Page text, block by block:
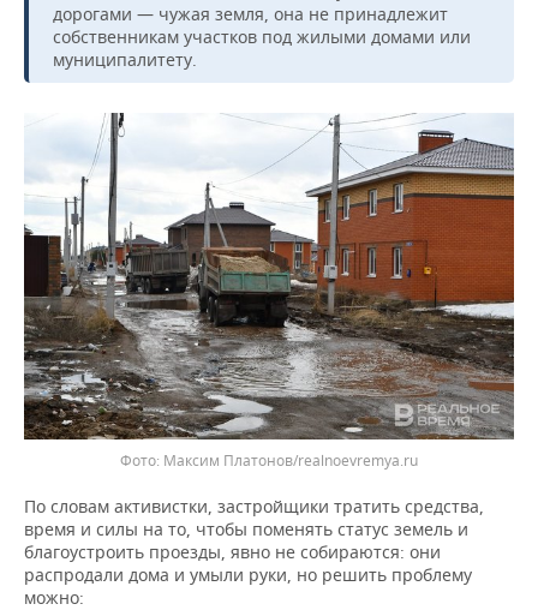
дорогами — чужая земля, она не принадлежит
собственникам участков под жилыми домами или
муниципалитету.
Максим Платонов/realnoevremya.ru
По словам активистки, застройщики тратить средства,
время и силы на то, чтобы поменять статус земель и
благоустроить проезды, явно не собираются: они
распродали дома и умыли руки, но решить проблему
можно: